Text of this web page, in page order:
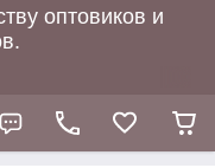
оптовиков и